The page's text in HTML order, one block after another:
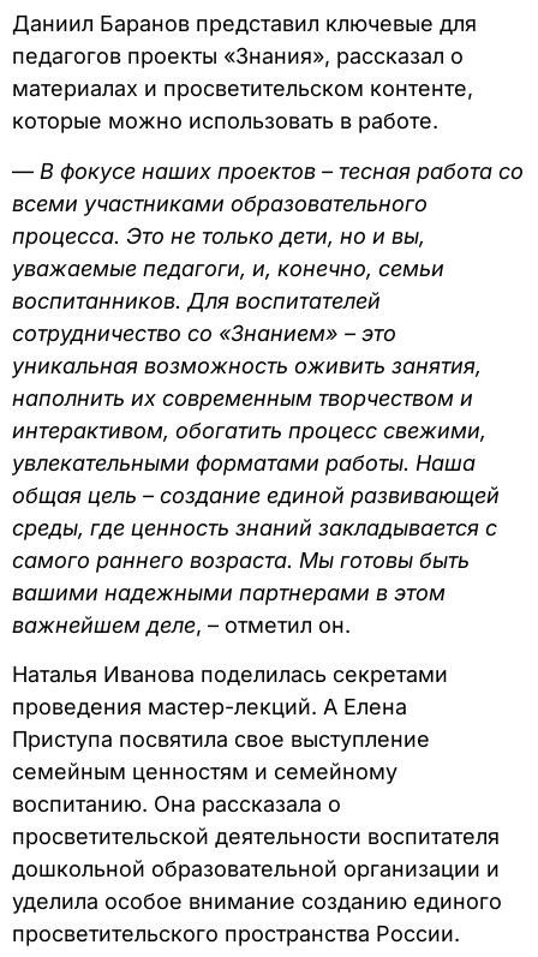
Даниил Баранов представил ключевые для
педагогов проекты «Знания», рассказал о
материалах и просветительском контенте,
которые можно использовать в работе.
— В фокусе наших проектов – тесная работа со
всеми участниками образовательного
процесса. Это не только дети, но и вы,
уважаемые педагоги, и, конечно, семьи
воспитанников. Для воспитателей
сотрудничество со «Знанием» – это
уникальная возможность оживить занятия,
наполнить их современным творчеством и
интерактивом, обогатить процесс свежими,
увлекательными форматами работы. Наша
общая цель – создание единой развивающей
среды, где ценность знаний закладывается с
самого раннего возраста. Мы готовы быть
вашими надежными партнерами в этом
важнейшем деле, – отметил он.
Наталья Иванова поделилась секретами
проведения мастер-лекций. А Елена
Приступа посвятила свое выступление
семейным ценностям и семейному
воспитанию. Она рассказала о
просветительской деятельности воспитателя
дошкольной образовательной организации и
уделила особое внимание созданию единого
просветительского пространства России.